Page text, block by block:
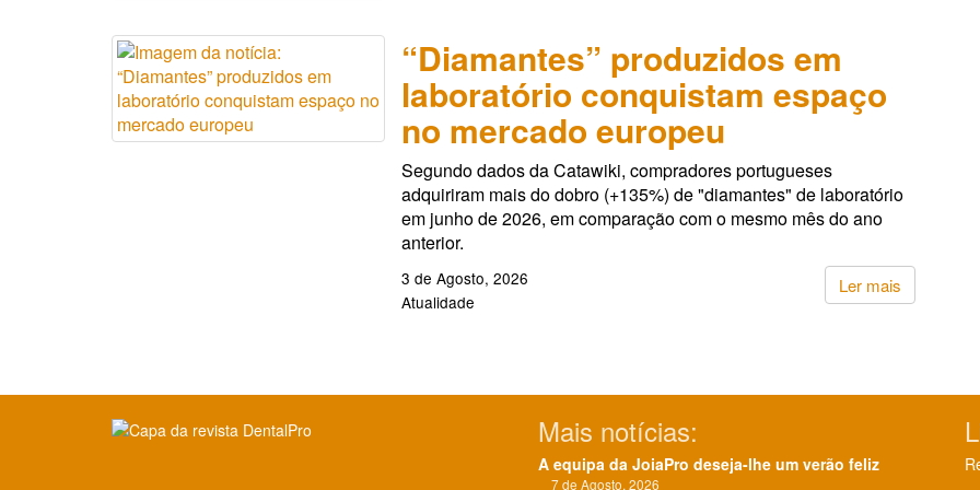
“Diamantes” produzidos em
laboratório conquistam espaço
no mercado europeu
Segundo dados da Catawiki, compradores portugueses
adquiriram mais do dobro (+135%) de "diamantes" de laboratório
em junho de 2026, em comparação com o mesmo mês do ano
anterior.
Ler mais
3 de Agosto, 2026
Atualidade
Mais notícias:
A equipa da JoiaPro deseja-lhe um verão feliz
7 de Agosto, 2026